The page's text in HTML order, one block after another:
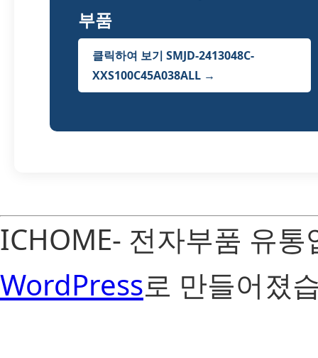
부품
클릭하여 보기 SMJD-2413048C-
XXS100C45A038ALL →
ICHOME- 전자부품 유
WordPress로 만들어졌